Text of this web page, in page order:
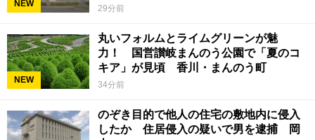
NEW 29分前
NEW
丸いフォルムとライムグリーンが魅
力！ 国営讃岐まんのう公園で「夏のコ
キア」が見頃 香川・まんのう町
34分前
のぞき目的で他人の住宅の敷地内に侵入
したか 住居侵入の疑いで男を逮捕 岡